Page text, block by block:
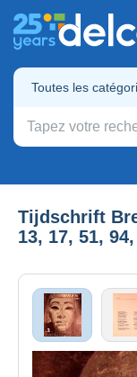
Toutes les
Tijdschrift
13, 17, 51,